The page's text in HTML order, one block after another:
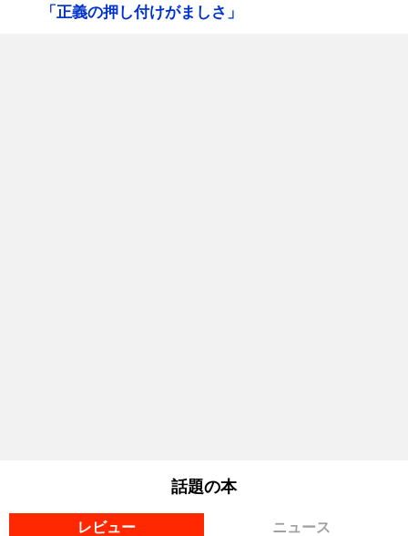
「正義の押し付けがましさ」
話題の本
レビュー ニュース